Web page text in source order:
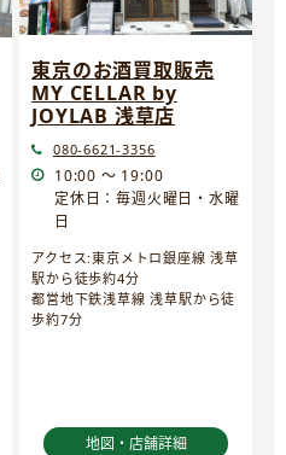
東京のお酒買取販売
MY CELLAR by
JOYLAB 浅草店
080-6621-3356
10:00 ～ 19:00
定休日：毎週火曜日・水曜
日
アクセス:東京メトロ銀座線 浅草
駅から徒歩約4分
都営地下鉄浅草線 浅草駅から徒
歩約7分
地図・店舗詳細